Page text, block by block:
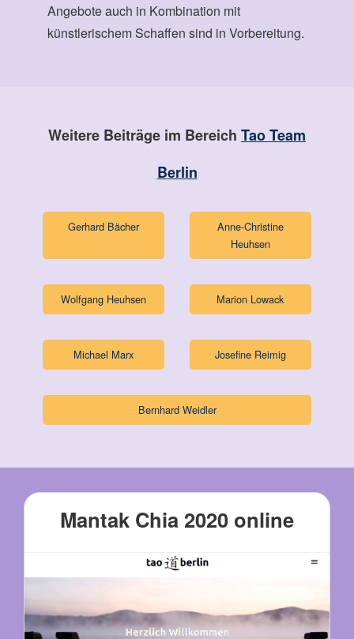
Angebote auch in Kombination mit
künstlerischem Schaffen sind in Vorbereitung.
Weitere Beiträge im Bereich Tao Team
Berlin
Gerhard Bächer
Anne-Christine
Heuhsen
Wolfgang Heuhsen Marion Lowack
Michael Marx Josefine Reimig
Bernhard Weidler
Mantak Chia 2020 online